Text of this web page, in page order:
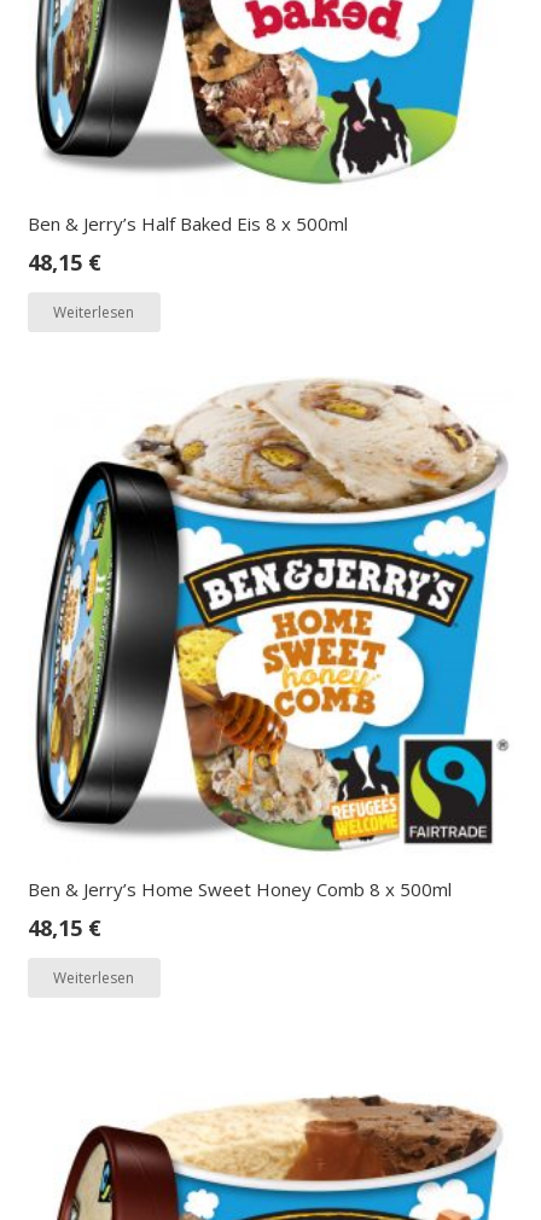
Ben & Jerry’s Half Baked Eis 8 x 500ml
48,15 €
Weiterlesen
Ben & Jerry’s Home Sweet Honey Comb 8 x 500ml
48,15 €
Weiterlesen